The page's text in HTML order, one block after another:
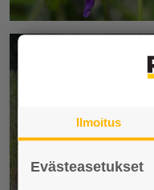
Ilmoitus
Evästeasetukset